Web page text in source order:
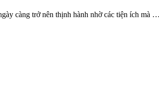
càng trở nên thịnh hành nhờ các tiện ích mà …